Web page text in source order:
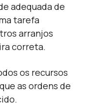
adequada de
tarefa
arranjos
correta.
os recursos
as ordens de